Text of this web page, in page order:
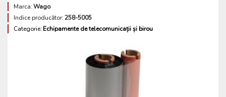
Marca:Wago
Indice producător:258-5005
Categorie:Echipamente de telecomunicații și birou